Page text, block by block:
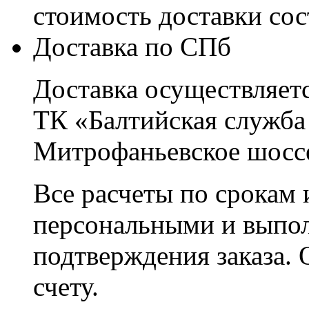
стоимость доставки
Доставка по СПб
Доставка
ТК «Балтийская
Митрофаньевское
Все расчеты по срокам
персональными и
подтверждения заказа.
счету.